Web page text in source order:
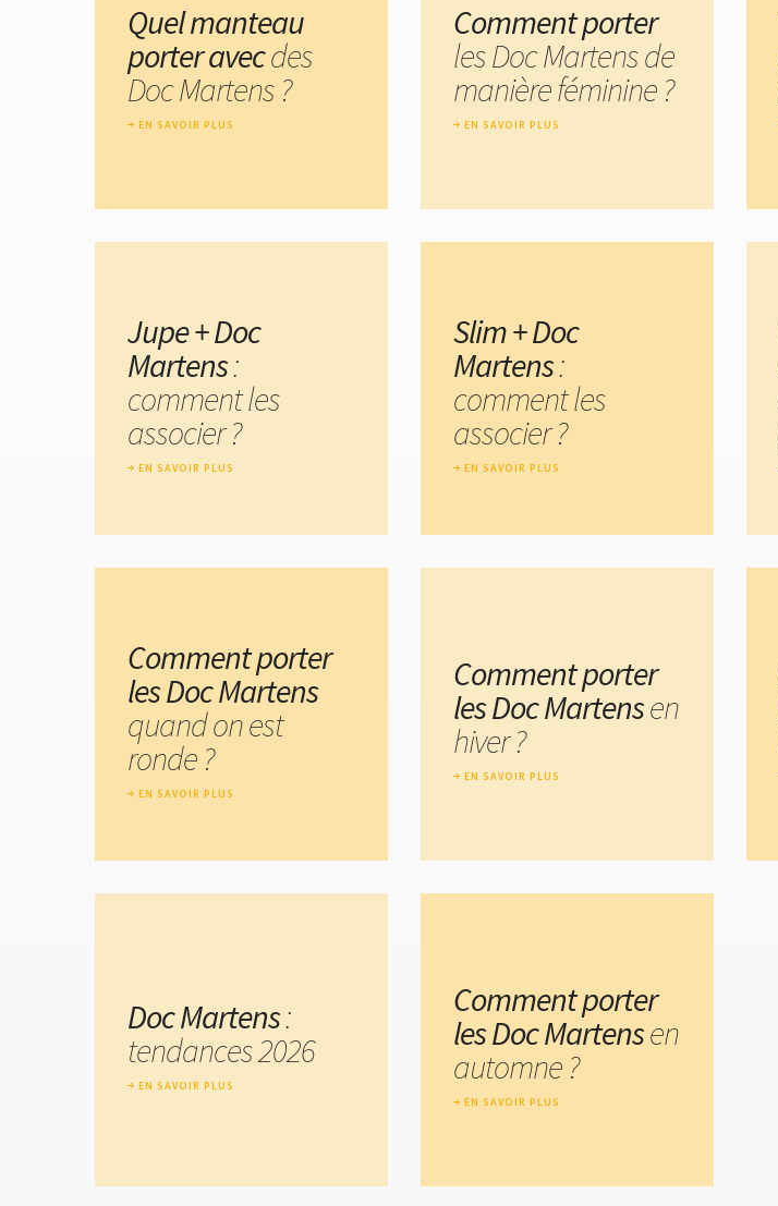
Quel manteau
porter avecdes
Doc Martens ?
EN SAVOIR PLUS
Comment porter
les Doc Martens de
manière féminine ?
EN SAVOIR PLUS
Jupe + Doc
Martens:
comment les
associer ?
EN SAVOIR PLUS
Slim + Doc
Martens:
comment les
associer ?
EN SAVOIR PLUS
Comment porter
les Doc Martens
quand on est
ronde ?
EN SAVOIR PLUS
Comment porter
les Doc Martensen
hiver ?
EN SAVOIR PLUS
Doc Martens:
tendances 2026
EN SAVOIR PLUS
Comment porter
les Doc Martensen
automne ?
EN SAVOIR PLUS